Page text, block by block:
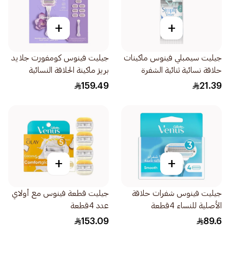
+
جيليت سيمبلي فينوس ماكينات
حلاقة نسائية ثنائية الشفرة
4قطع
21.39
+
جيليت فينوس كومفورت جلايد
بريز ماكينة الحلاقة النسائية
7قطع
159.49
+
جيليت فينوس شفرات حلاقة
الأصلية للنساء 4قطعة
89.6
+
جيليت قطعة فينوس مع أولاي
عدد 4قطعة
153.09